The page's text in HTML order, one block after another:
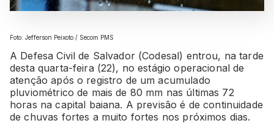
Foto: Jefferson Peixoto / Secom PMS
A Defesa Civil de Salvador (Codesal) entrou, na tarde
desta quarta-feira (22), no estágio operacional de
atenção após o registro de um acumulado
pluviométrico de mais de 80 mm nas últimas 72
horas na capital baiana. A previsão é de continuidade
de chuvas fortes a muito fortes nos próximos dias.